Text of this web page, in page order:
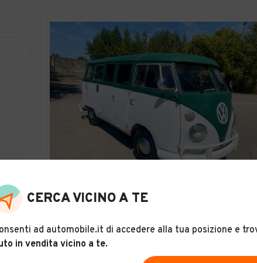
Volkswagen T1 Street food
Descrizione
CERCA VICINO A TE
ad automobile.it di accedere alla tua posizione e
in vendita vicino a te.